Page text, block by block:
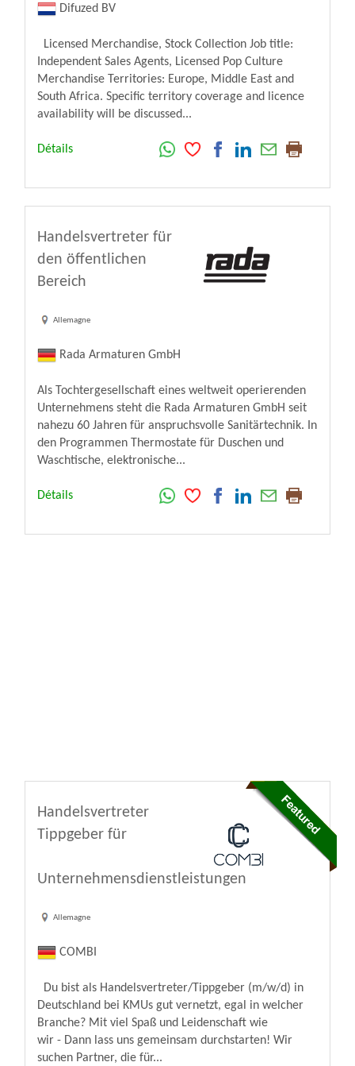
Difuzed BV
Licensed Merchandise, Stock Collection Job title:
Independent Sales Agents, Licensed Pop Culture
Merchandise Territories: Europe, Middle East and
South Africa. Specific territory coverage and licence
availability will be discussed...
Détails
Handelsvertreter für
den öffentlichen
Bereich
Allemagne
Rada Armaturen GmbH
Als Tochtergesellschaft eines weltweit operierenden
Unternehmens steht die Rada Armaturen GmbH seit
nahezu 60 Jahren für anspruchsvolle Sanitärtechnik. In
den Programmen Thermostate für Duschen und
Waschtische, elektronische...
Détails
Handelsvertreter
Tippgeber für
Unternehmensdienstleistungen
Allemagne
COMBI
Du bist als Handelsvertreter/Tippgeber (m/w/d) in
Deutschland bei KMUs gut vernetzt, egal in welcher
Branche? Mit viel Spaß und Leidenschaft wie
wir - Dann lass uns gemeinsam durchstarten! Wir
suchen Partner, die für...